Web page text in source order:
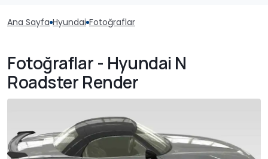
Ana Sayfa Hyundai Fotoğraflar
Fotoğraflar - Hyundai N
Roadster Render